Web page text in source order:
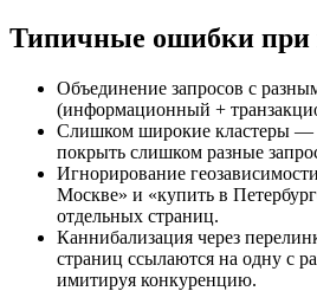
Типичные ошибки при
Объединение запросов с
(информационный +
Слишком широкие кластеры —
покрыть слишком разные
Игнорирование
Москве» и «купить в
отдельных страниц.
Каннибализация через
страниц ссылаются на одну с
имитируя конкуренцию.